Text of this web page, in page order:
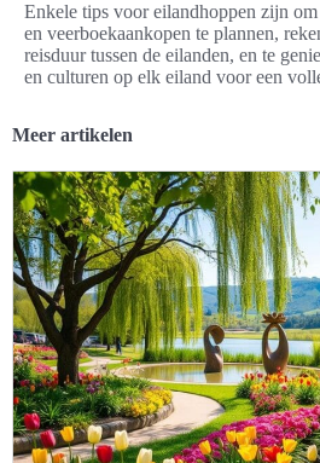
Enkele tips voor eilandhoppen zijn
en veerboekaankopen te plannen,
reisduur tussen de eilanden, en te
en culturen op elk eiland voor een
Meer artikelen